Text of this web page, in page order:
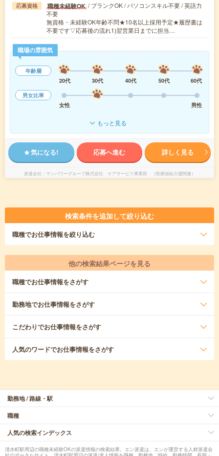
応募資格 職種未経験OK / ブランクOK / パソコンスキル不要 / 英語力
不要
無資格・未経験OK年齢不問★10名以上採用予定★履歴書は
不要です▽応募後の流れ1)翌営業日までに担当…
職場の雰囲気
年齢層
20代
30代 40代 50代
60代
男女比率
女性
男性
もっと見る
気になる! 応募へ進む 詳しく見る
派遣会社 マンパワーグループ株式会社 ケアサービス事業部 （医療福祉介護関連）
検索条件を追加して絞り込む
職種でお仕事情報を絞り込む
他の検索結果ページを見る
職種でお仕事情報をさがす
勤務地でお仕事情報をさがす
こだわりでお仕事情報をさがす
人気のワードでお仕事情報をさがす
勤務地 / 路線・駅
職種
人気の検索インデックス
清水町駅周辺の職種未経験OKの派遣情報の検索結果。エン派遣は、エンが運営する人材派遣会